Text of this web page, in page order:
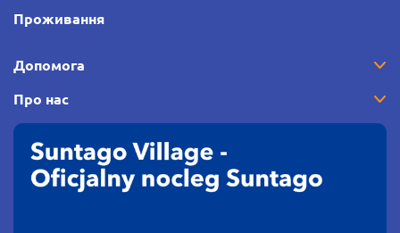
Проживання
Допомога
Про нас